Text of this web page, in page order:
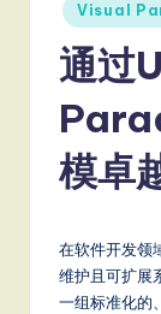
p
Visual
通过
模卓
在软件开发领
维护且可扩展
一组标准化的